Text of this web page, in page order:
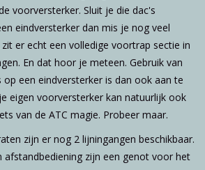
voorversterker. Sluit je die dac's
eindversterker dan mis je nog veel
er echt een volledige voortrap sectie in
En dat hoor je meteen. Gebruik van
op een eindversterker is dan ook aan te
eigen voorversterker kan natuurlijk ook
van de ATC magie. Probeer maar.
zijn er nog 2 lijningangen beschikbaar.
afstandbediening zijn een genot voor het